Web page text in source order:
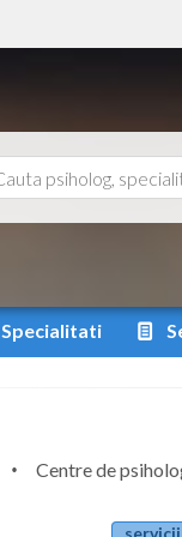
Specialitati
Centre de
servicii